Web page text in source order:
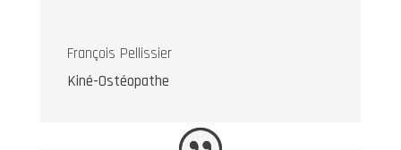
François Pellissier
Kiné-Ostéopathe